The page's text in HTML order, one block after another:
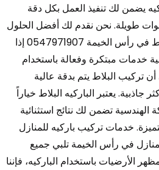
يضمن لك تنفيذ العمل بكل دقة
طويلة. نحن نقدم لك أفضل الحلول
لتركيب الباركيه بأسعار تنافسية دون المساس بالجودة. تركيب باركيه بلاط في رأس الخيمة 0547971907 إذا
خدمات مبتكرة وفعالة باستخدام
تركيب البلاط يتم بدقة عالية
يعتبر الباركيه البلاط خياراً
تضمن لك نتائج استثنائية
خدمات تركيب باركيه للمنازل
للمنازل في رأس الخيمة تلبي جميع
الأرضيات باستخدام الباركيه، فإننا